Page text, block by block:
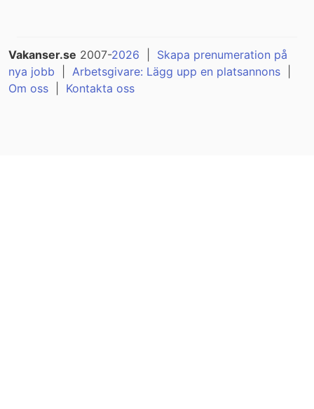
Vakanser.se 2007-2026
Skapa prenumeration på
nya jobb
Arbetsgivare: Lägg upp en platsannons
Om oss
Kontakta oss